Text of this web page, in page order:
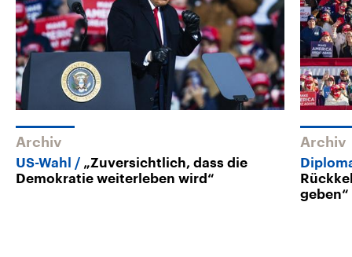
Archiv
US-Wahl
„Zuversichtlich, dass die
Demokratie weiterleben wird“
Archiv
geben“